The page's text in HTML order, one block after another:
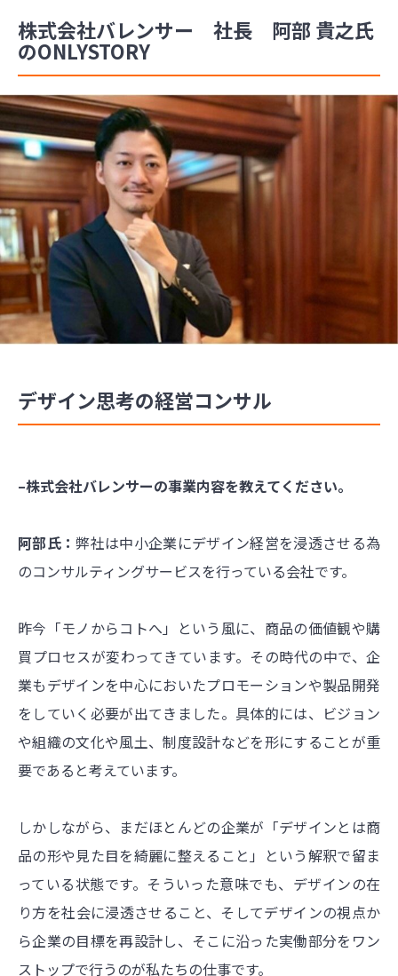
株式会社バレンサー 社長 阿部 貴之氏
のONLYSTORY
デザイン思考の経営コンサル
–株式会社バレンサーの事業内容を教えてください。
阿部氏：弊社は中小企業にデザイン経営を浸透させる為
のコンサルティングサービスを行っている会社です。
昨今「モノからコトへ」という風に、商品の価値観や購
買プロセスが変わってきています。その時代の中で、企
業もデザインを中心においたプロモーションや製品開発
をしていく必要が出てきました。具体的には、ビジョン
や組織の文化や風土、制度設計などを形にすることが重
要であると考えています。
しかしながら、まだほとんどの企業が「デザインとは商
品の形や見た目を綺麗に整えること」という解釈で留ま
っている状態です。そういった意味でも、デザインの在
り方を社会に浸透させること、そしてデザインの視点か
ら企業の目標を再設計し、そこに沿った実働部分をワン
ストップで行うのが私たちの仕事です。